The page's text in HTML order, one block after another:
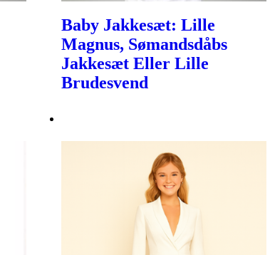
Baby Jakkesæt: Lille
Magnus, Sømandsdåbs
Jakkesæt Eller Lille
Brudesvend